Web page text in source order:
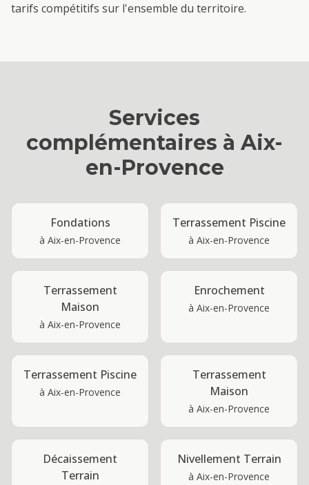
tarifs compétitifs sur l'ensemble du territoire.
Services
complémentaires à Aix-
en-Provence
Fondations
à Aix-en-Provence
Terrassement Piscine
à Aix-en-Provence
Terrassement
Maison
à Aix-en-Provence
Enrochement
à Aix-en-Provence
Terrassement Piscine
à Aix-en-Provence
Terrassement
Maison
à Aix-en-Provence
Décaissement
Terrain
Nivellement Terrain
à Aix-en-Provence